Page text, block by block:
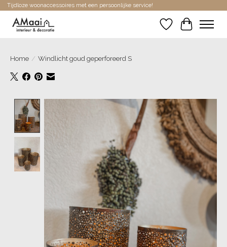
Tijdloze woonaccessoires met een persoonlijke service!
Verlanglijst
Home / Windlicht goud geperforeerd S
Product image slideshow Items